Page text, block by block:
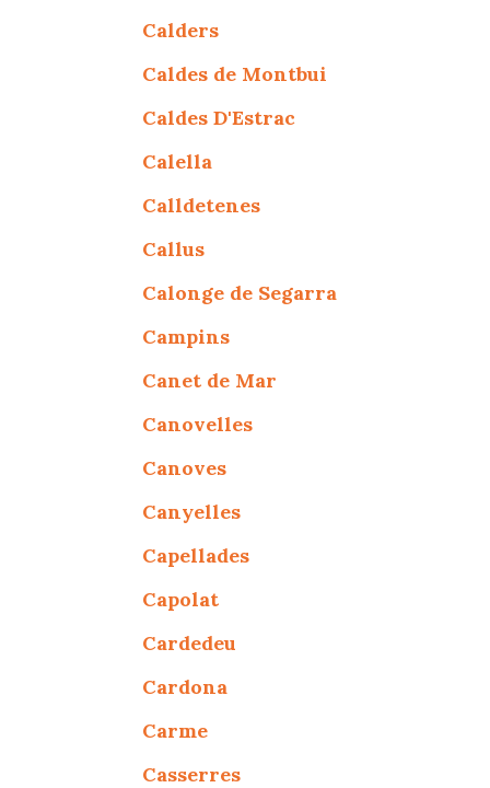
Calders
Caldes de Montbui
Caldes D'Estrac
Calella
Calldetenes
Callus
Calonge de Segarra
Campins
Canet de Mar
Canovelles
Canoves
Canyelles
Capellades
Capolat
Cardedeu
Cardona
Carme
Casserres